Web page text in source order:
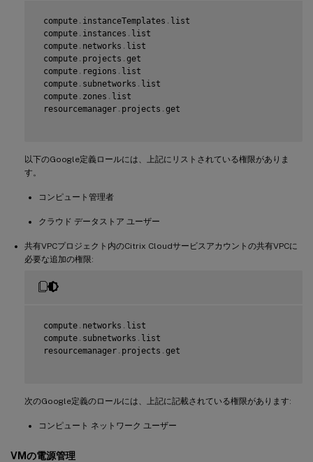
compute . instanceTemplates . list
compute . instances . list
compute . networks . list
compute . projects . get
compute . regions . list
compute . subnetworks . list
compute . zones . list
resourcemanager . projects . get
以下のGoogle定義ロールには、上記にリストされている権限がありま
す。
コンピュート管理者
クラウド データストア ユーザー
共有VPCプロジェクト内のCitrix Cloudサービスアカウントの共有VPCに
必要な追加の権限:
compute . networks . list
compute . subnetworks . list
resourcemanager . projects . get
次のGoogle定義のロールには、上記に記載されている権限があります:
コンピュート ネットワーク ユーザー
VMの電源管理